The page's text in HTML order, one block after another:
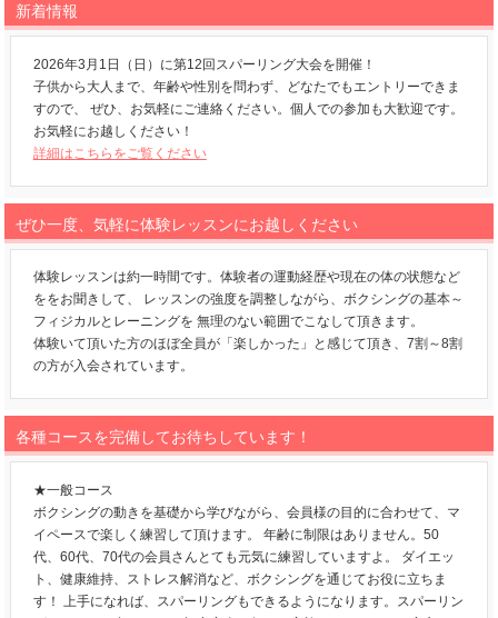
新着情報
2026年3月1日（日）に第12回スパーリング大会を開催！
子供から大人まで、年齢や性別を問わず、どなたでもエントリーできま
すので、 ぜひ、お気軽にご連絡ください。個人での参加も大歓迎です。
お気軽にお越しください！
詳細はこちらをご覧ください
ぜひ一度、気軽に体験レッスンにお越しください
体験レッスンは約一時間です。体験者の運動経歴や現在の体の状態など
ををお聞きして、 レッスンの強度を調整しながら、ボクシングの基本～
フィジカルとレーニングを 無理のない範囲でこなして頂きます。
体験いて頂いた方のほぼ全員が「楽しかった」と感じて頂き、7割～8割
の方が入会されています。
各種コースを完備してお待ちしています！
★一般コース
ボクシングの動きを基礎から学びながら、会員様の目的に合わせて、マ
イペースで楽しく練習して頂けます。 年齢に制限はありません。50
代、60代、70代の会員さんとても元気に練習していますよ。 ダイエッ
ト、健康維持、ストレス解消など、ボクシングを通じてお役に立ちま
す！ 上手になれば、スパーリングもできるようになります。スパーリン